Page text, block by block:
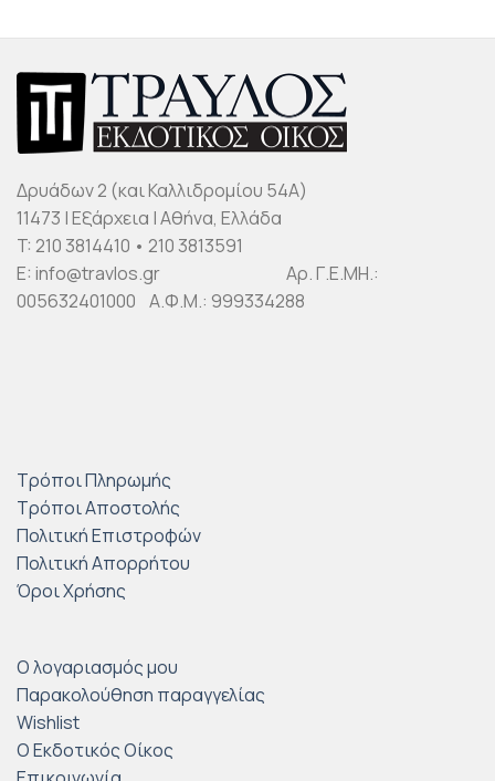
Δρυάδων 2 (και Καλλιδρομίου 54Α)
11473 | Εξάρχεια | Αθήνα, Ελλάδα
T: 210 3814410 • 210 3813591
E: info@travlos.gr Αρ. Γ.Ε.ΜΗ.:
005632401000 Α.Φ.Μ.: 999334288
Τρόποι Πληρωμής
Τρόποι Αποστολής
Πολιτική Επιστροφών
Πολιτική Απορρήτου
Όροι Χρήσης
Ο λογαριασμός μου
Παρακολούθηση παραγγελίας
Wishlist
Ο Εκδοτικός Οίκος